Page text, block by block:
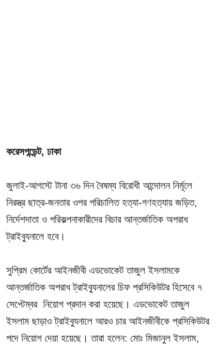
করেসপন্ডেন্ট, ঢাকা
জুলাই-আগস্টে টানা ৩৬ দিন বৈষম্য বিরোধী আন্দোলন নির্মূলে
নিরস্ত্র ছাত্র-জনতার ওপর পরিচালিত হত্যা-গণহত্যায় জড়িত,
নির্দেশদাতা ও পরিকল্পনাকারীদের বিচার আন্তর্জাতিক অপরাধ
ট্রাইব্যুনালে হবে।
সুপ্রিম কোর্টের আইনজীবী এডভোকেট তাজুল ইসলামকে
আন্তর্জাতিক অপরাধ ট্রাইব্যুনালের চিফ প্রসিকিউটর হিসেবে ৭
সেপ্টেম্বর নিয়োগ প্রদান করা হয়েছে। এডভোকেট তাজুল
ইসলাম ছাড়াও ট্রাইব্যুনালে আরও চার আইনজীবীকে প্রসিকিউটর
পদে নিয়োগ দেয়া হয়েছে। তারা হলেন: মোঃ মিজানুল ইসলাম,